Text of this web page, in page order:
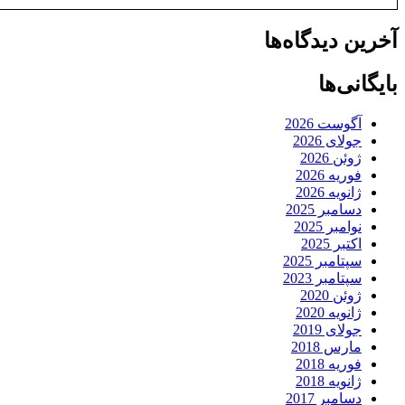
آخرین دیدگاه‌ها
بایگانی‌ها
آگوست 2026
جولای 2026
ژوئن 2026
فوریه 2026
ژانویه 2026
دسامبر 2025
نوامبر 2025
اکتبر 2025
سپتامبر 2025
سپتامبر 2023
ژوئن 2020
ژانویه 2020
جولای 2019
مارس 2018
فوریه 2018
ژانویه 2018
دسامبر 2017